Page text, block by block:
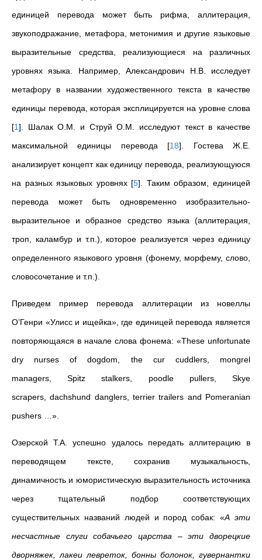
единицей перевода может быть рифма, аллитерация,
звукоподражание, метафора, метонимия и другие языковые
выразительные средства, реализующиеся на различных
уровнях языка. Например, Александрович Н.В. исследует
метафору в названии художественного текста в качестве
единицы перевода, которая эксплицируется на уровне слова
[1] . Шалак О.М. и Струй О.М. исследуют текст в качестве
максимальной единицы перевода [18] . Гостева Ж.Е.
анализирует концепт как единицу перевода, реализующуюся
на разных языковых уровнях [5] . Таким образом, единицей
перевода может быть одновременно изобразительно-
выразительное и образное средство языка (аллитерация,
троп, каламбур и т.п.), которое реализуется через единицу
определенного языкового уровня (фонему, морфему, слово,
словосочетание и т.п.).
Приведем пример перевода аллитерации из новеллы
О’Генри «Улисс и ищейка», где единицей перевода является
повторяющаяся в начале слова фонема: «These unfortunate
dry nurses of dogdom, the cur cuddlers, mongrel
managers, Spitz stalkers, poodle pullers, Skye
scrapers, dachshund danglers, terrier trailers and Pomeranian
pushers
…».
Озерской Т.А. успешно удалось передать аллитерацию в
переводящем тексте, сохранив музыкальность,
динамичность и юмористическую выразительность источника
через тщательный подбор соответствующих
существительных названий людей и пород собак: «А эти
несчастные слуги собачьего царства – эти дворецкие
дворняжек, лакеи левреток, бонны болонок, гувернантки